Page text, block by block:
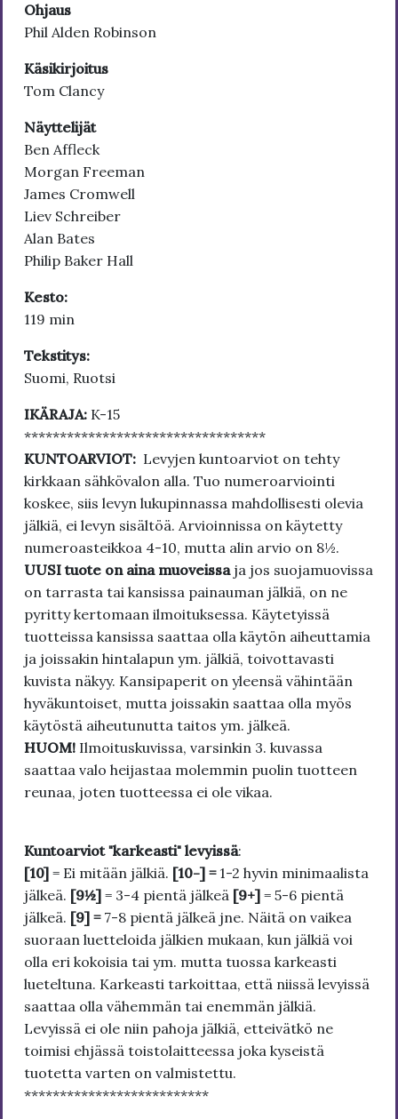
Ohjaus
Phil Alden Robinson
Käsikirjoitus
Tom Clancy
Näyttelijät
Ben Affleck
Morgan Freeman
James Cromwell
Liev Schreiber
Alan Bates
Philip Baker Hall
Kesto:
119 min
Tekstitys:
Suomi, Ruotsi
IKÄRAJA: K-15
**********************************
KUNTOARVIOT: Levyjen kuntoarviot on tehty
kirkkaan sähkövalon alla. Tuo numeroarviointi
koskee, siis levyn lukupinnassa mahdollisesti olevia
jälkiä, ei levyn sisältöä. Arvioinnissa on käytetty
numeroasteikkoa 4-10, mutta alin arvio on 8½.
UUSI tuote on aina muoveissa ja jos suojamuovissa
on tarrasta tai kansissa painauman jälkiä, on ne
pyritty kertomaan ilmoituksessa. Käytetyissä
tuotteissa kansissa saattaa olla käytön aiheuttamia
ja joissakin hintalapun ym. jälkiä, toivottavasti
kuvista näkyy. Kansipaperit on yleensä vähintään
hyväkuntoiset, mutta joissakin saattaa olla myös
käytöstä aiheutunutta taitos ym. jälkeä.
HUOM! Ilmoituskuvissa, varsinkin 3. kuvassa
saattaa valo heijastaa molemmin puolin tuotteen
reunaa, joten tuotteessa ei ole vikaa.
Kuntoarviot "karkeasti" levyissä:
[10] = Ei mitään jälkiä. [10-] = 1-2 hyvin minimaalista
jälkeä. [9½] = 3-4 pientä jälkeä [9+] = 5-6 pientä
jälkeä. [9] = 7-8 pientä jälkeä jne. Näitä on vaikea
suoraan luetteloida jälkien mukaan, kun jälkiä voi
olla eri kokoisia tai ym. mutta tuossa karkeasti
lueteltuna. Karkeasti tarkoittaa, että niissä levyissä
saattaa olla vähemmän tai enemmän jälkiä.
Levyissä ei ole niin pahoja jälkiä, etteivätkö ne
toimisi ehjässä toistolaitteessa joka kyseistä
tuotetta varten on valmistettu.
**************************